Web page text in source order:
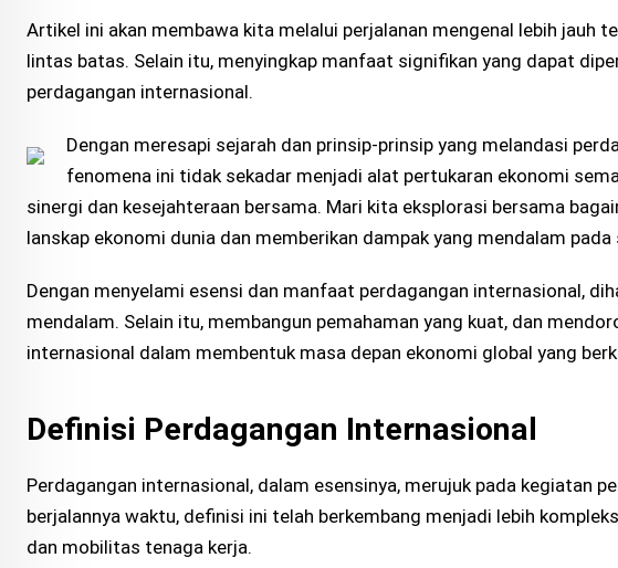
Artikel ini akan membawa kita melalui perjalanan mengenal lebih jauh
lintas batas. Selain itu, menyingkap manfaat signifikan yang dapat
perdagangan internasional.
Dengan meresapi sejarah dan prinsip-prinsip yang melandasi
fenomena ini tidak sekadar menjadi alat pertukaran ekonomi
sinergi dan kesejahteraan bersama. Mari kita eksplorasi bersama
lanskap ekonomi dunia dan memberikan dampak yang mendalam pada
Dengan menyelami esensi dan manfaat perdagangan internasional,
mendalam. Selain itu, membangun pemahaman yang kuat, dan
internasional dalam membentuk masa depan ekonomi global yang
Definisi Perdagangan Internasional
Perdagangan internasional, dalam esensinya, merujuk pada kegiatan
berjalannya waktu, definisi ini telah berkembang menjadi lebih
dan mobilitas tenaga kerja.